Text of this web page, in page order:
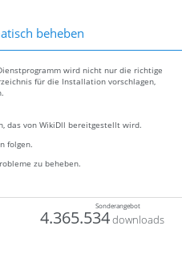
beheben
wird nicht nur die richtige
für die Installation vorschlagen,
das von WikiDll bereitgestellt wird.
folgen.
zu beheben.
Sonderangebot
4.365.534downloads